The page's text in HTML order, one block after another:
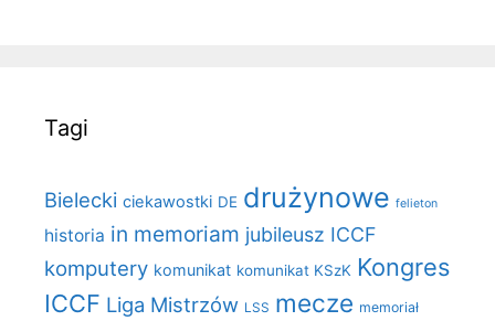
Tagi
Bielecki ciekawostki DE drużynowe felieton
historia in memoriam jubileusz ICCF
komputery komunikat komunikat KSzK Kongres
ICCF Liga Mistrzów LSS mecze memoriał